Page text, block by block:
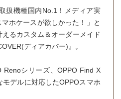
扱機種国内No.1！メディア実
ホケースが欲しかった！」と
るカスタム＆オーダーメイド
ディアカバー)』。
Renoシリーズ、OPPO Find X
デルに対応したOPPOスマホ